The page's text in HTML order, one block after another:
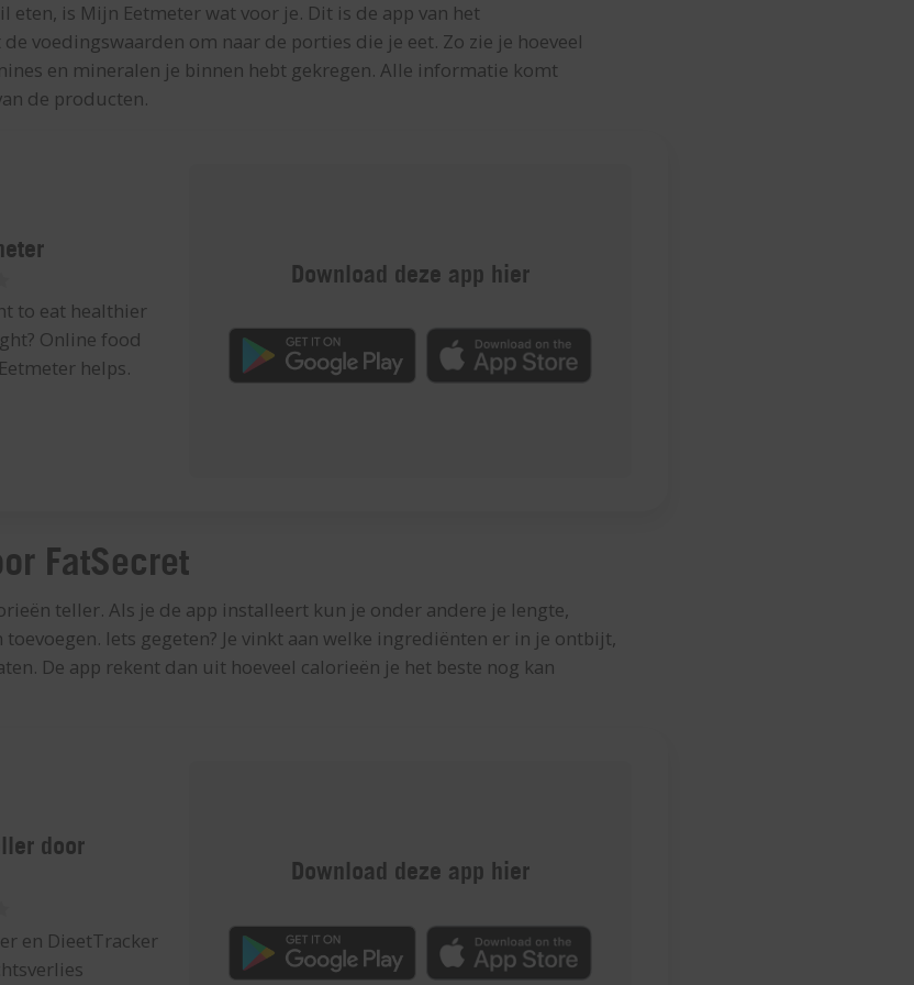
eten, is Mijn Eetmeter wat voor je. Dit is de app van het
voedingswaarden om naar de porties die je eet. Zo zie je hoeveel
en mineralen je binnen hebt gekregen. Alle informatie komt
de producten.
to eat healthier
Online food
helps.
Download deze app hier
FatSecret
teller. Als je de app installeert kun je onder andere je lengte,
Iets gegeten? Je vinkt aan welke ingrediënten er in je ontbijt,
De app rekent dan uit hoeveel calorieën je het beste nog kan
door
en DieetTracker
Download deze app hier